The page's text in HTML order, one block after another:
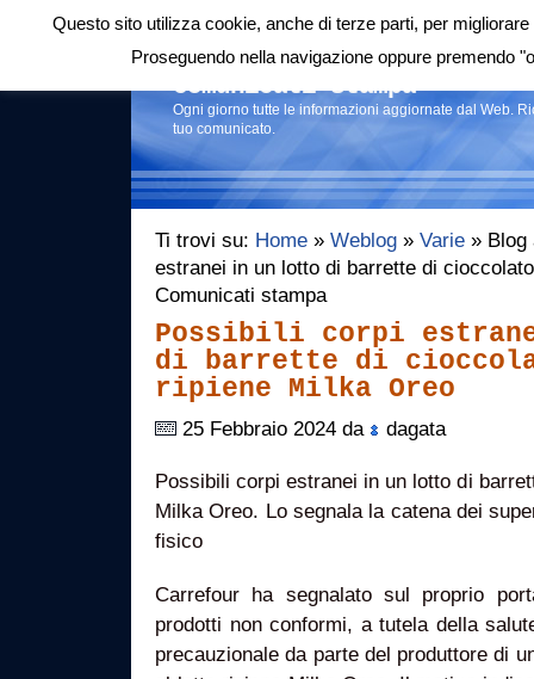
Login|RSS |
Comunicati stampa
Ogni giorno tutte le informazioni aggiornate dal Web.
tuo comunicato.
Ti trovi su: Home » Weblog » Varie » Blog
estranei in un lotto di barrette di
Comunicati stampa
Possibili corpi
di barrette di
ripiene Milka Oreo
25 Febbraio 2024 da dagata
Possibili corpi estranei in un lotto di
Milka Oreo. Lo segnala la catena dei
fisico
Carrefour ha segnalato sul proprio
prodotti non conformi, a tutela della
precauzionale da parte del produttore di
Questo sito utilizza cookie, anche di terze parti, per
Proseguendo nella navigazione oppure premendo